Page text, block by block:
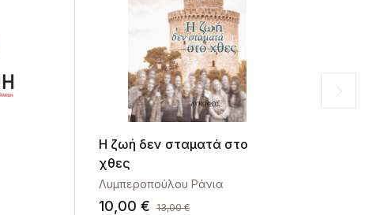
Η ζωή δεν σταματά στο
χθες
Λυμπεροπούλου Ράνια
10,00 € 13,00€